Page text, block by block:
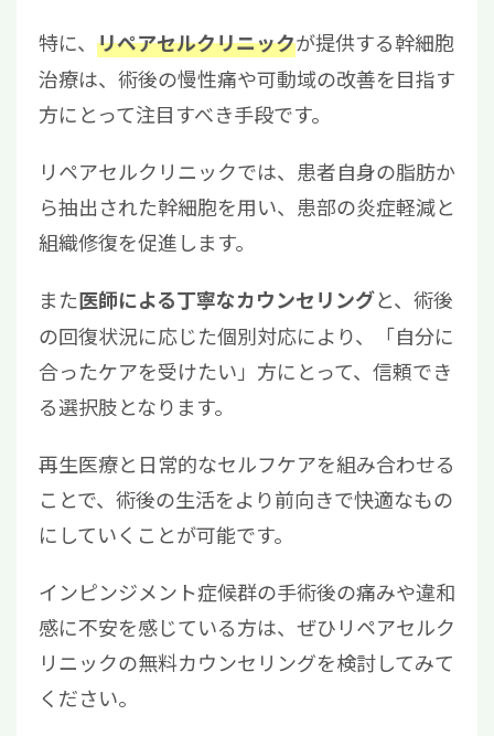
特に、 リペアセルクリニックが提供する幹細胞
治療は、術後の慢性痛や可動域の改善を目指す
方にとって注目すべき手段です。
リペアセルクリニックでは、患者自身の脂肪か
ら抽出された幹細胞を用い、患部の炎症軽減と
組織修復を促進します。
また医師による丁寧なカウンセリングと、術後
の回復状況に応じた個別対応により、「自分に
合ったケアを受けたい」方にとって、信頼でき
る選択肢となります。
再生医療と日常的なセルフケアを組み合わせる
ことで、術後の生活をより前向きで快適なもの
にしていくことが可能です。
インピンジメント症候群の手術後の痛みや違和
感に不安を感じている方は、ぜひリペアセルク
リニックの無料カウンセリングを検討してみて
ください。